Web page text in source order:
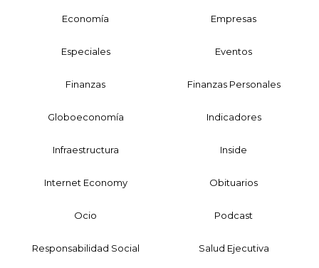
Economía Empresas
Especiales Eventos
Finanzas Finanzas Personales
Globoeconomía Indicadores
Infraestructura Inside
Internet Economy Obituarios
Ocio Podcast
Responsabilidad Social Salud Ejecutiva